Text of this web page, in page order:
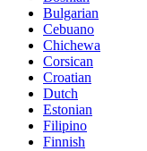
Bulgarian
Cebuano
Chichewa
Corsican
Croatian
Dutch
Estonian
Filipino
Finnish